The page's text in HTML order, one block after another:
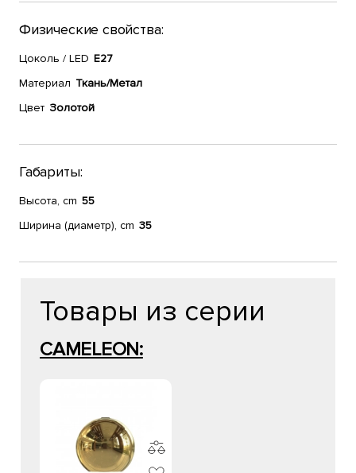
Физические свойства:
Цоколь / LED E27
Материал Ткань/Метал
Цвет Золотой
Габариты:
Высота, cm 55
Ширина (диаметр), cm 35
Товары из серии
CAMELEON: